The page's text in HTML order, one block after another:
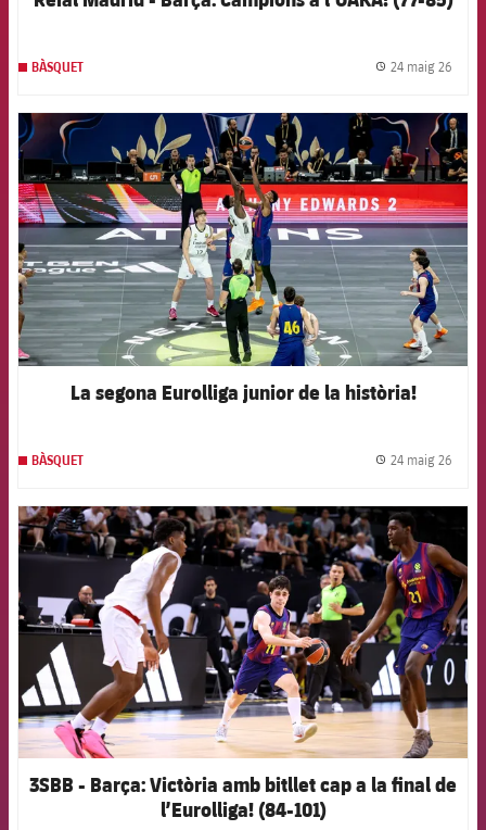
BÀSQUET 24 maig 26
FCB Barcelona badge
La segona Eurolliga junior de la història!
BÀSQUET 24 maig 26
FCB Barcelona badge
3SBB - Barça: Victòria amb bitllet cap a la final de
l’Eurolliga! (84-101)